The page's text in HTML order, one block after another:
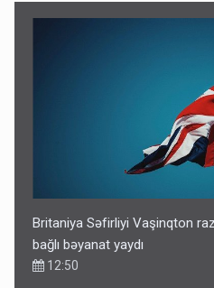
Britaniya Səfirliyi Vaşinqton
bağlı bəyanat yaydı
12:50